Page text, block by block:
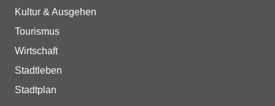
Kultur & Ausgehen
Tourismus
Wirtschaft
Stadtleben
Stadtplan